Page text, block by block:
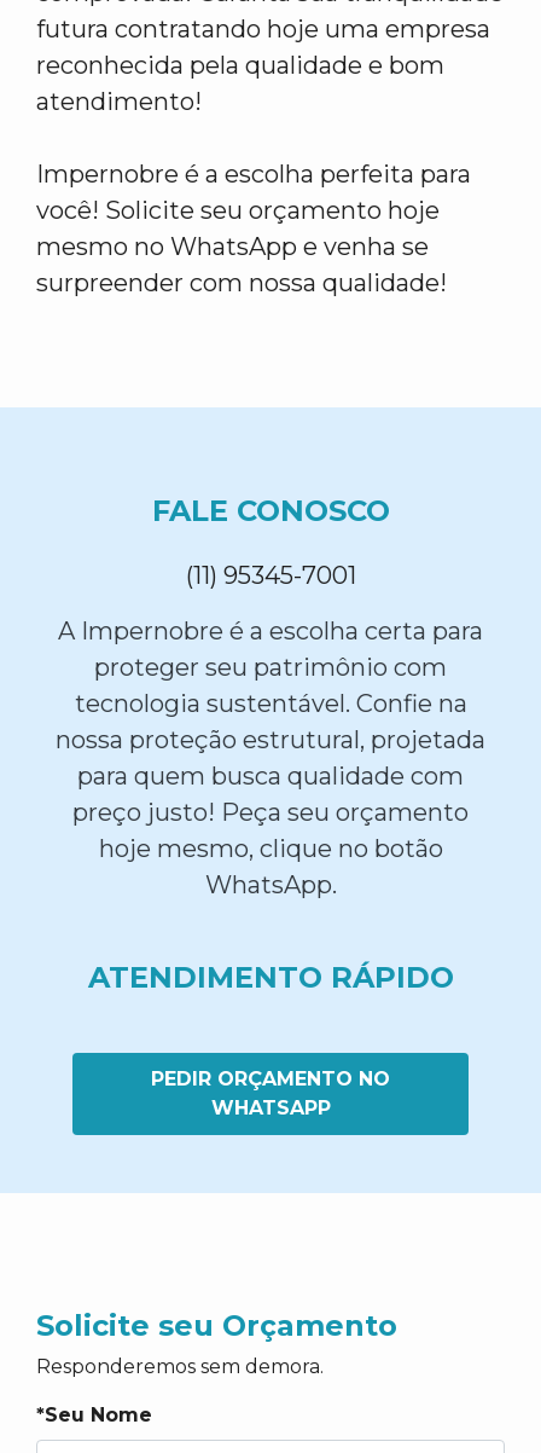
futura contratando hoje uma empresa
reconhecida pela qualidade e bom
atendimento!
Impernobre é a escolha perfeita para
você! Solicite seu orçamento hoje
mesmo no WhatsApp e venha se
surpreender com nossa qualidade!
FALE CONOSCO
(11) 95345-7001
A Impernobre é a escolha certa para
proteger seu patrimônio com
tecnologia sustentável. Confie na
nossa proteção estrutural, projetada
para quem busca qualidade com
preço justo! Peça seu orçamento
hoje mesmo, clique no botão
WhatsApp.
ATENDIMENTO RÁPIDO
PEDIR ORÇAMENTO NO
WHATSAPP
Solicite seu Orçamento
Responderemos sem demora.
*Seu Nome